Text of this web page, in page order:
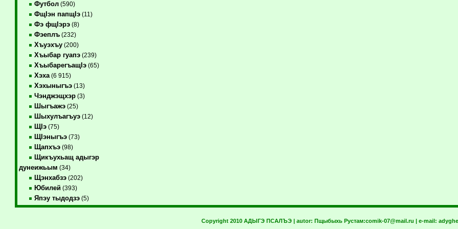
Футбол(590)
ФщIэн папщIэ(11)
Фэ фщIэрэ(8)
Фэеплъ(232)
Хъуэхъу(200)
Хъыбар гуапэ(239)
ХъыбарегъащIэ(65)
Хэха(6 915)
Хэхыныгъэ(13)
Чэнджэщхэр(3)
Шыгъажэ(25)
Шыхулъагъуэ(12)
ЩIэ(75)
ЩIэныгъэ(73)
Щапхъэ(98)
Щикъухьащ адыгэр
дунеижьым (34)
Щэнхабзэ(202)
Юбилей(393)
Япэу тыдодзэ(5)
Copyright 2010 АДЫГЭ ПСАЛЪЭ | autor: Пщыбыхь Рустам:comik-07@mail.ru | e-mail: